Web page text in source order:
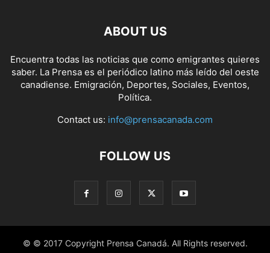
ABOUT US
Encuentra todas las noticias que como emigrantes quieres
saber. La Prensa es el periódico latino más leído del oeste
canadiense. Emigración, Deportes, Sociales, Eventos,
Política.
Contact us: info@prensacanada.com
FOLLOW US
© © 2017 Copyright Prensa Canadá. All Rights reserved.